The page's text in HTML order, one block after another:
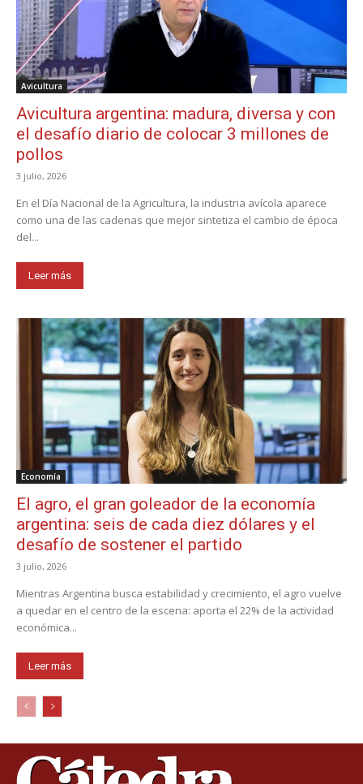
Avicultura
Avicultura argentina: madura, diversa y con
el desafío diario de colocar 3 millones de
pollos
3 julio, 2026
En el Día Nacional de la Agricultura, la industria avícola aparece
como una de las cadenas que mejor sintetiza el cambio de época
del...
Leer más
Economía
El agro, el gran goleador de la economía
argentina: seis de cada diez dólares y el
desafío de sostener el partido
3 julio, 2026
Mientras Argentina busca estabilidad y crecimiento, el agro vuelve
a quedar en el centro de la escena: aporta el 22% de la actividad
económica...
Leer más